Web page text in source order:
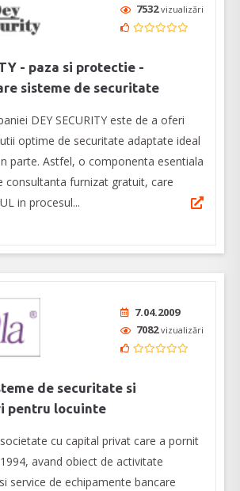
7532vizualizări
- paza si protectie -
sisteme de securitate
DEY SECURITY este de a oferi
optime de securitate adaptate ideal
parte. Astfel, o componenta esentiala
consultanta furnizat gratuit, care
in procesul...
7.04.2009
7082vizualizări
de securitate si
pentru locuinte
cu capital privat care a pornit
avand obiect de activitate
service de echipamente bancare